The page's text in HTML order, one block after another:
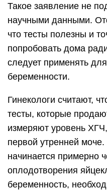
Такое заявление не
научными данными.
что тесты полезны и
попробовать дома
следует применять
беременности.
Гинекологи считают,
тесты, которые
измеряют уровень
первой утренней
начинается примерно
оплодотворения
беременность,